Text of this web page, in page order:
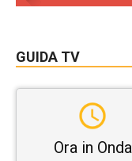
GUIDA TV
Ora in Onda